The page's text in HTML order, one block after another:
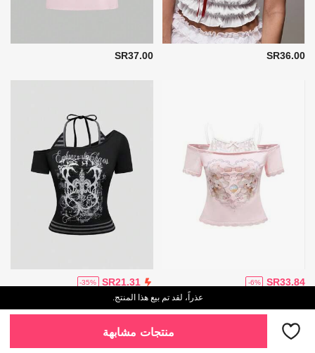
SR36.00
SR37.00
SR33.84
-6%
SR21.31
-35%
عذراً، لقد تم بيع هذا المنتج.
منتجات مشابهة